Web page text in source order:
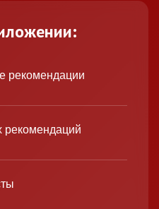
рекомендации
рекомендаций